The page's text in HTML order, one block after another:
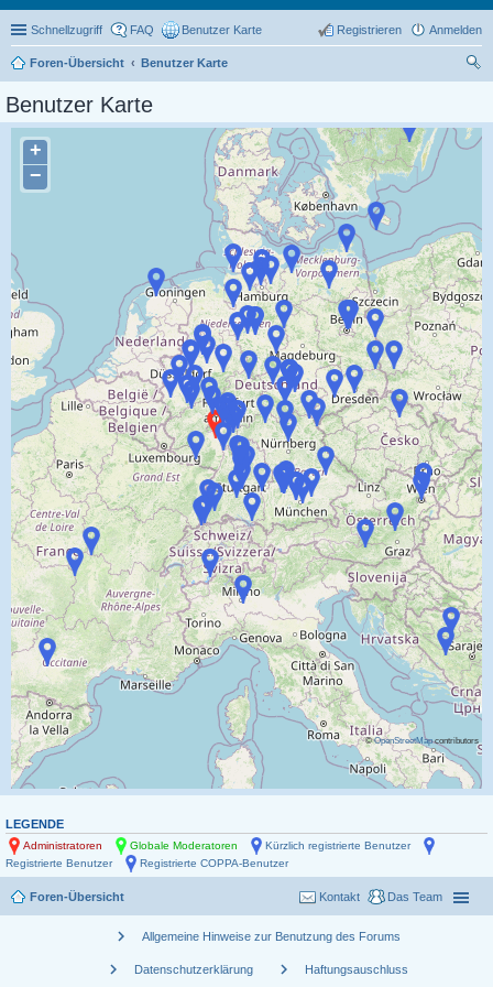
Schnellzugriff FAQ Benutzer Karte Anmelden
Registrieren
Foren-Übersicht
Benutzer Karte
Benutzer Karte
+
−
©OpenStreetMapcontributors
LEGENDE
Administratoren Globale Moderatoren
Kürzlich registrierte Benutzer
Registrierte Benutzer
Registrierte COPPA-Benutzer
Foren-Übersicht Das Team
Kontakt
chevron_right Allgemeine Hinweise zur Benutzung des Forums
chevron_right Datenschutzerklärung chevron_right Haftungsauschluss